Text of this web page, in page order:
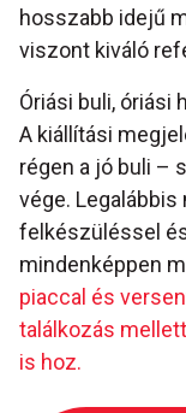
hosszabb idejű
viszont kiváló
Óriási buli, óriási
A kiállítási
régen a jó buli –
vége.
felkészüléssel
mindenképpen
piaccal és
találkozás
is hoz.